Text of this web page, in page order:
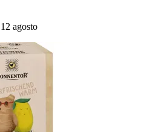
agosto